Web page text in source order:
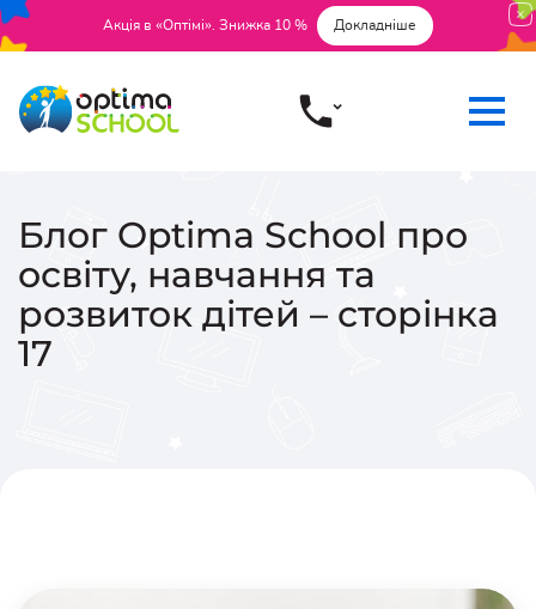
Акція в «Оптімі». Знижка 10 % Докладніше
Блог Optima School про
освіту, навчання та
розвиток дітей – сторінка
17